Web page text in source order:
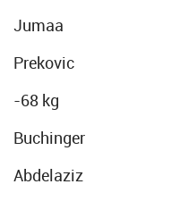
Jumaa
Prekovic
-68 kg
Buchinger
Abdelaziz